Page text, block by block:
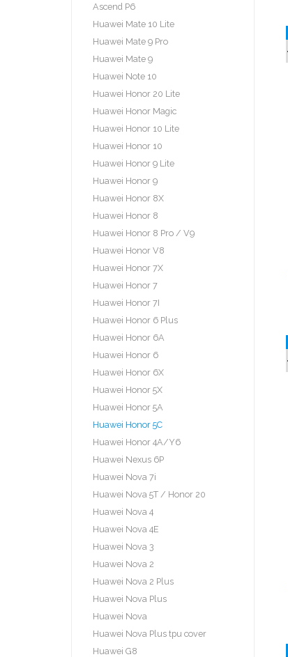
Ascend P6
Huawei Mate 10 Lite
Huawei Mate 9 Pro
Huawei Mate 9
Huawei Note 10
Huawei Honor 20 Lite
Huawei Honor Magic
Huawei Honor 10 Lite
Huawei Honor 10
Huawei Honor 9 Lite
Huawei Honor 9
Huawei Honor 8X
Huawei Honor 8
Huawei Honor 8 Pro / V9
Huawei Honor V8
Huawei Honor 7X
Huawei Honor 7
Huawei Honor 7I
Huawei Honor 6 Plus
Huawei Honor 6A
Huawei Honor 6
Huawei Honor 6X
Huawei Honor 5X
Huawei Honor 5A
Huawei Honor 5C
Huawei Honor 4A/Y6
Huawei Nexus 6P
Huawei Nova 7i
Huawei Nova 5T / Honor 20
Huawei Nova 4
Huawei Nova 4E
Huawei Nova 3
Huawei Nova 2
Huawei Nova 2 Plus
Huawei Nova Plus
Huawei Nova
Huawei Nova Plus tpu cover
Huawei G8